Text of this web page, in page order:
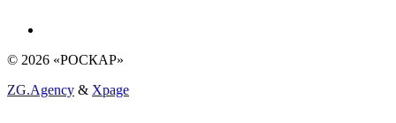
© 2026 «РОСКАР»
ZG.Agency & Xpage